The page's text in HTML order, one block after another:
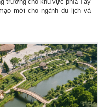
trưởng cho khu vực phía Tây
mới cho ngành du lịch và